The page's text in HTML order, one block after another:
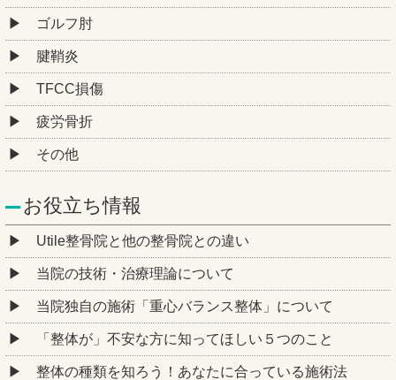
ゴルフ肘
腱鞘炎
TFCC損傷
疲労骨折
その他
お役立ち情報
Utile整骨院と他の整骨院との違い
当院の技術・治療理論について
当院独自の施術「重心バランス整体」について
「整体が」不安な方に知ってほしい５つのこと
整体の種類を知ろう！あなたに合っている施術法